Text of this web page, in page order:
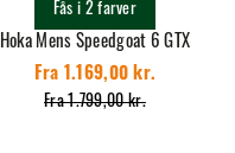
Hoka Mens Speedgoat 6 GTX
Fra 1.799,00 kr.
Fra 1.169,00 kr.
Fås i 2 farver